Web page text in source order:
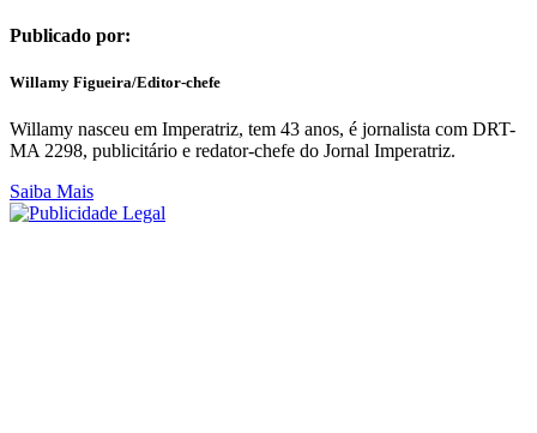
Publicado por:
Willamy Figueira/Editor-chefe
Willamy nasceu em Imperatriz, tem 43 anos, é jornalista com DRT-
MA 2298, publicitário e redator-chefe do Jornal Imperatriz.
Saiba Mais